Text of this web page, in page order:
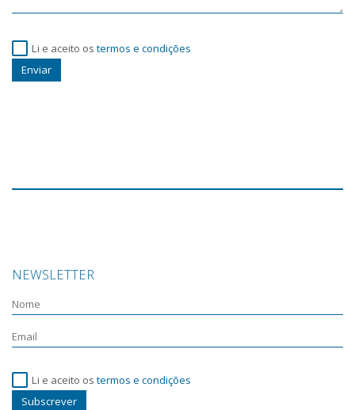
Li e aceito os termos e condições
Enviar
NEWSLETTER
Li e aceito os termos e condições
Subscrever